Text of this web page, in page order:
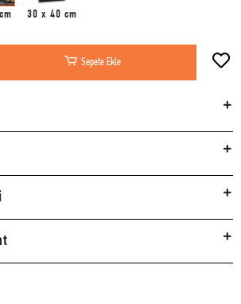
30 x 40 cm
Sepete Ekle